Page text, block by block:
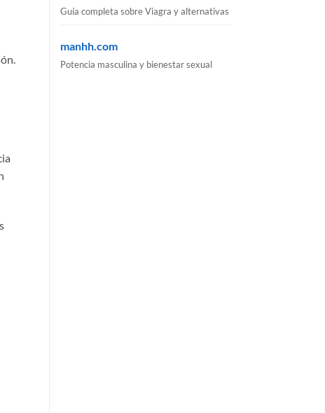
Guía completa sobre Viagra y alternativas
manhh.com
Potencia masculina y bienestar sexual